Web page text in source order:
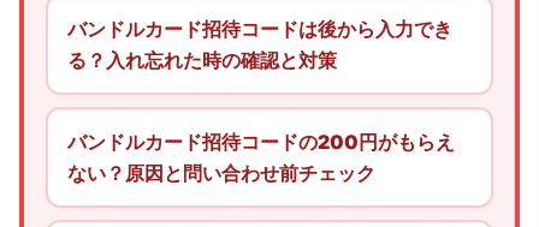
バンドルカード招待コードは後から入力でき
る？入れ忘れた時の確認と対策
バンドルカード招待コードの200円がもらえ
ない？原因と問い合わせ前チェック